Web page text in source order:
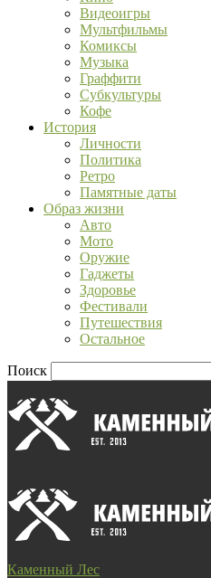
Видеоигры
Мультфильмы
Комиксы
Музыка
Граффити
Субкультуры
Кофе
История
Личности
Политика
Ретро
Памятные даты
Образ жизни
Авто
Мото
Оружие
Гаджеты
Здоровье
Фестивали
Путешествия
Остальное
Поиск
Каменный Лес